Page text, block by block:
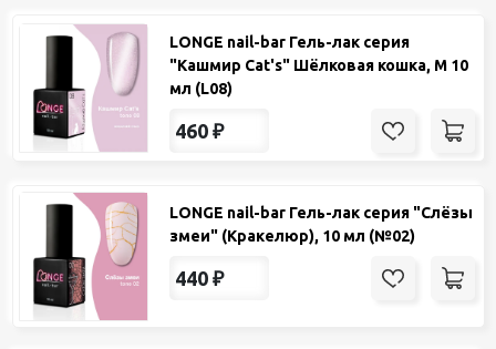
LONGE nail-bar Гель-лак серия
"Кашмир Cat's" Шёлковая кошка, M 10
мл (L08)
460 ₽
LONGE nail-bar Гель-лак серия "Слёзы
змеи" (Кракелюр), 10 мл (№02)
440 ₽